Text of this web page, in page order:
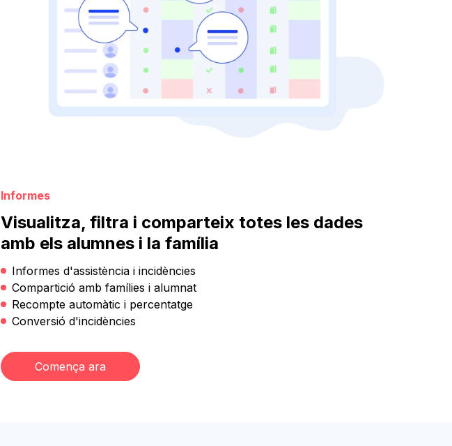
Informes
Visualitza, filtra i comparteix totes les dades
amb els alumnes i la família
Informes d'assistència i incidències
Compartició amb famílies i alumnat
Recompte automàtic i percentatge
Conversió d'incidències
Comença ara